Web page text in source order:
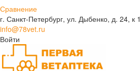
Сравнение
г. Санкт-Петербург, ул. Дыбенко, д. 24, к 1
info@78vet.ru
Войти